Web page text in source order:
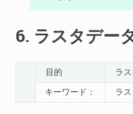
6. ラスタデー
目的 ラ
キーワード： ラ